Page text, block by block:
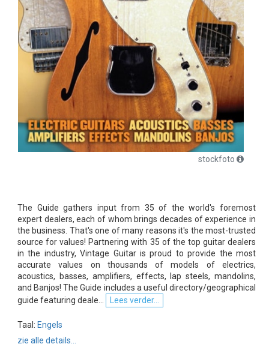
stockfoto
The Guide gathers input from 35 of the world's foremost
expert dealers, each of whom brings decades of experience in
the business. That's one of many reasons it's the most-trusted
source for values! Partnering with 35 of the top guitar dealers
in the industry, Vintage Guitar is proud to provide the most
accurate values on thousands of models of electrics,
acoustics, basses, amplifiers, effects, lap steels, mandolins,
and Banjos! The Guide includes a useful directory/geographical
guide featuring deale...
Lees verder...
Taal: Engels
zie alle details...